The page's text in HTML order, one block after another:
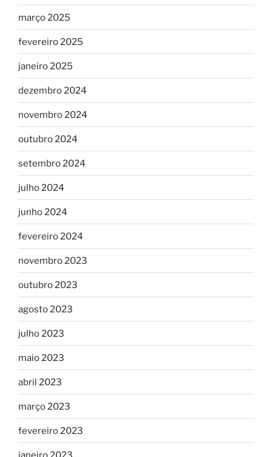
março 2025
fevereiro 2025
janeiro 2025
dezembro 2024
novembro 2024
outubro 2024
setembro 2024
julho 2024
junho 2024
fevereiro 2024
novembro 2023
outubro 2023
agosto 2023
julho 2023
maio 2023
abril 2023
março 2023
fevereiro 2023